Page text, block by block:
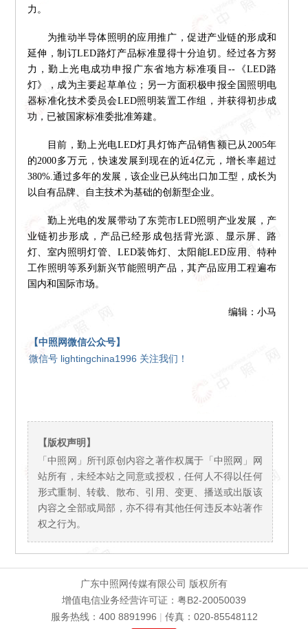
力。
为推动半导体照明的应用推广，促进产业链的形成和
延伸，制订LED路灯产品标准显得十分迫切。经过各方努
力，勤上光电成功申报广东省地方标准项目--《LED路
灯》，成为主要起草单位；另一方面积极申报全国照明电
器标准化技术委员会LED照明装置工作组，并获得初步成
功，已被国家标准委批准筹建。
目前，勤上光电LED灯具灯饰产品销售额已从2005年
的2000多万元，快速发展到现在的近4亿元，增长率超过
380%.通过多年的发展，该企业已从纯出口加工型，成长为
以自有品牌、自主技术为基础的创新型企业。
勤上光电的发展带动了东莞市LED照明产业发展，产
业链初步形成，产品已经形成包括背光源、显示屏、路
灯、室内照明灯管、LED装饰灯、太阳能LED应用、特种
工作照明等系列新兴节能照明产品，其产品应用工程遍布
国内和国际市场。
编辑：小马
【中照网微信公众号】
微信号 lightingchina1996 关注我们！
【版权声明】
「中照网」所刊原创内容之著作权属于「中照网」网
站所有，未经本站之同意或授权，任何人不得以任何
形式重制、转载、散布、引用、变更、播送或出版该
内容之全部或局部，亦不得有其他任何违反本站著作
权之行为。
广东中照网传媒有限公司 版权所有
增值电信业务经营许可证：粤B2-20050039
服务热线：400 8891996 | 传真：020-85548112